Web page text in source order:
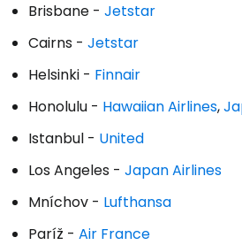
Brisbane - Jetstar
Cairns - Jetstar
Helsinki - Finnair
Honolulu - Hawaiian Airlines,
Istanbul - United
Los Angeles - Japan Airlines
Mníchov - Lufthansa
Paríž - Air France
...